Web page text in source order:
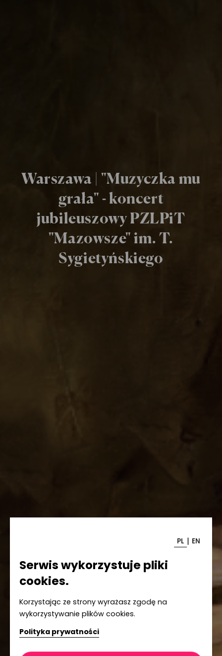
PL | EN
Serwis wykorzystuje pliki
cookies.
Korzystając ze strony wyrażasz zgodę na
wykorzystywanie plików cookies.
Polityka prywatności
Warszawa | "Muzyczka mu
grała" - koncert
jubileuszowy PZLPiT
"Mazowsze" im. T.
Sygietyńskiego